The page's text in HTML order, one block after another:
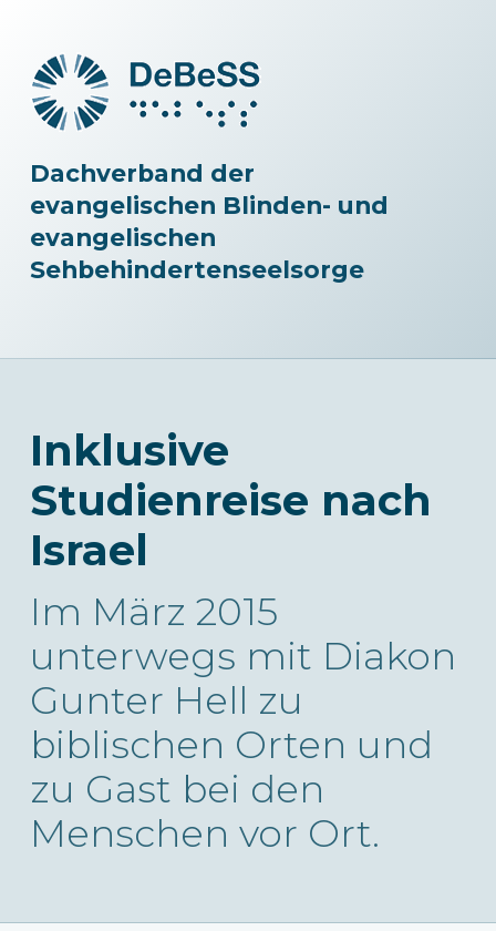
Dachverband der
evangelischen Blinden- und
evangelischen
Sehbehindertenseelsorge
Inklusive
Studienreise nach
Israel
Im März 2015
unterwegs mit Diakon
Gunter Hell zu
biblischen Orten und
zu Gast bei den
Menschen vor Ort.